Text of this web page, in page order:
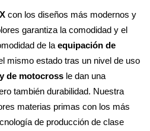
con los diseños más modernos y
garantiza la comodidad y el
de la equipación de
mismo estado tras un nivel de uso
de motocross le dan una
también durabilidad. Nuestra
materias primas con los más
de producción de clase